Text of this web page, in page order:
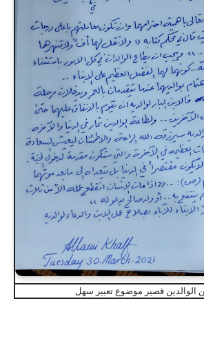
الوالدين قصير موضوع تعبير سهل